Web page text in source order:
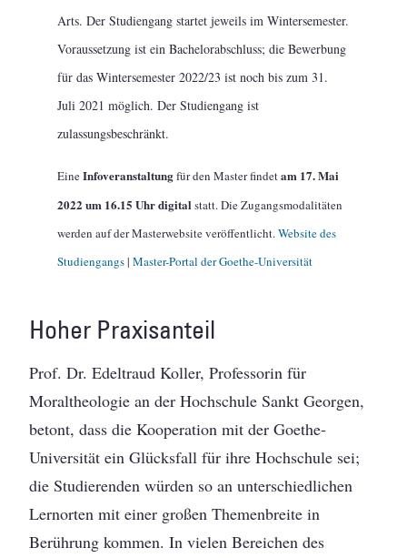
Arts. Der Studiengang startet jeweils im Wintersemester.
Voraussetzung ist ein Bachelorabschluss; die Bewerbung
für das Wintersemester 2022/23 ist noch bis zum 31.
Juli 2021 möglich. Der Studiengang ist
zulassungsbeschränkt.
EineInfoveranstaltungfür den Master findetam 17. Mai
2022 um 16.15 Uhr digital statt. Die Zugangsmodalitäten
werden auf der Masterwebsite veröffentlicht.Website des
Studiengangs|Master-Portal der Goethe-Universität
Hoher Praxisanteil
Prof. Dr. Edeltraud Koller, Professorin für
Moraltheologie an der Hochschule Sankt Georgen,
betont, dass die Kooperation mit der Goethe-
Universität ein Glücksfall für ihre Hochschule sei;
die Studierenden würden so an unterschiedlichen
Lernorten mit einer großen Themenbreite in
Berührung kommen. In vielen Bereichen des